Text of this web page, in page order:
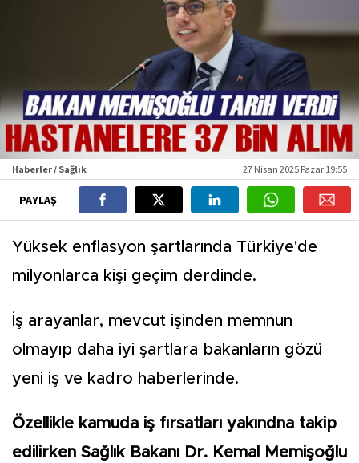
Haberler / Sağlık 27 Nisan 2025 Pazar 19:55
PAYLAŞ
Yüksek enflasyon şartlarında Türkiye'de
milyonlarca kişi geçim derdinde.
İş arayanlar, mevcut işinden memnun
olmayıp daha iyi şartlara bakanların gözü
yeni iş ve kadro haberlerinde.
Özellikle kamuda iş fırsatları yakındna takip
edilirken Sağlık Bakanı Dr. Kemal Memişoğlu